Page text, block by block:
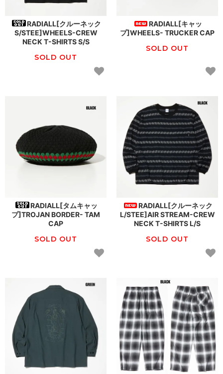
RADIALL[クルーネック
S/STEE]WHEELS-CREW
NECK T-SHIRTS S/S
SOLD OUT
RADIALL[キャッ
プ]WHEELS- TRUCKER CAP
SOLD OUT
RADIALL[タムキャッ
プ]TROJAN BORDER- TAM
CAP
SOLD OUT
RADIALL[クルーネック
L/STEE]AIR STREAM-CREW
NECK T-SHIRTS L/S
SOLD OUT